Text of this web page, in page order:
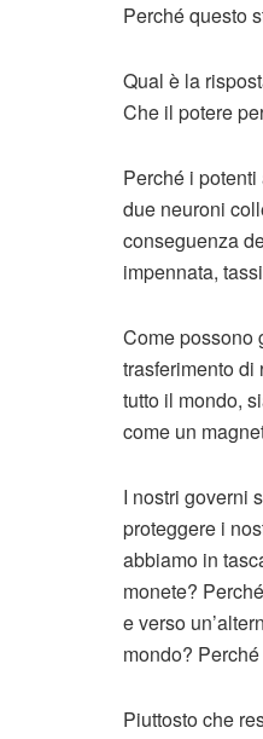
Perché questo
Qual è la
Che il potere
Perché i
due neuroni
conseguenza
impennata,
Come possono
trasferimento
tutto il mondo,
come un
I nostri governi
proteggere i
abbiamo in
monete?
e verso
mondo?
Piuttosto che